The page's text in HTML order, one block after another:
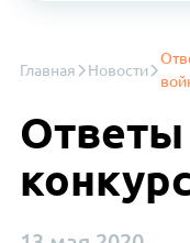
Главная Новости
Ответы